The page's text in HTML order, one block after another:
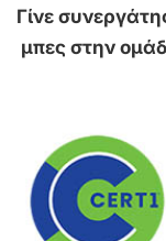
Γίνε
μπες στην